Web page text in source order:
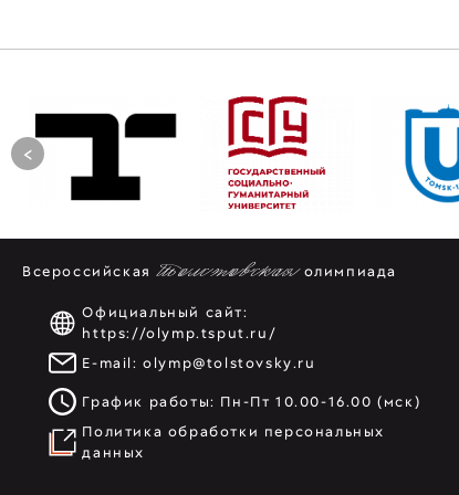
<
ВсероссийскаяТолстовскаяолимпиада
Официальный сайт:
https://olymp.tsput.ru/
E-mail:olymp@tolstovsky.ru
График работы: Пн-Пт 10.00-16.00 (мск)
Политика обработки персональных
данных